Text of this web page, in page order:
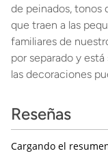
de peinados, tonos
que traen a las
familiares de
por separado y
las decoraciones
Reseñas
Cargando el